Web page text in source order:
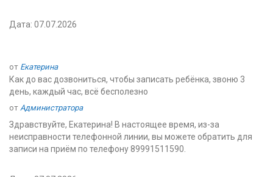
Дата: 07.07.2026
от Екатерина
Как до вас дозвониться, чтобы записать ребёнка, звоню 3
день, каждый час, всё бесполезно
от Администратора
Здравствуйте, Екатерина! В настоящее время, из-за
неисправности телефонной линии, вы можете обратить для
записи на приём по телефону 89991511590.